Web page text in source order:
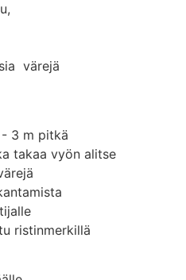
värejä
3 m pitkä
takaa vyön alitse
ristinmerkillä